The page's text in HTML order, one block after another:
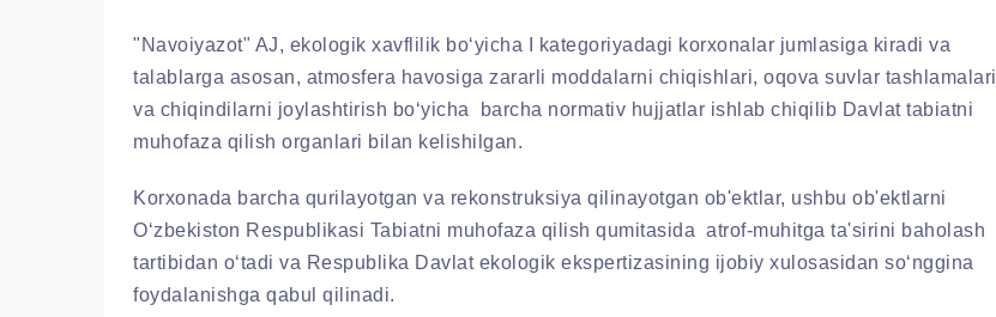
"Navoiyazot" AJ, ekologik xavflilik bo‘yicha I kategoriyadagi korxonalar jumlasiga kiradi va
talablarga asosan, atmosfera havosiga zararli moddalarni chiqishlari, oqova suvlar tashlamalari
va chiqindilarni joylashtirish bo‘yicha barcha normativ hujjatlar ishlab chiqilib Davlat tabiatni
muhofaza qilish organlari bilan kelishilgan.
Korxonada barcha qurilayotgan va rekonstruksiya qilinayotgan ob'ektlar, ushbu ob'ektlarni
O‘zbekiston Respublikasi Tabiatni muhofaza qilish qumitasida atrof-muhitga ta'sirini baholash
tartibidan o‘tadi va Respublika Davlat ekologik ekspertizasining ijobiy xulosasidan so‘nggina
foydalanishga qabul qilinadi.